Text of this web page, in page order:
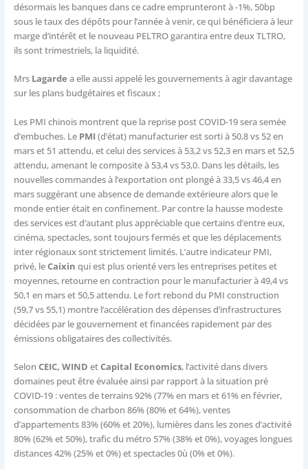
désormais les banques dans ce cadre emprunteront à -1%, 50bp
sous le taux des dépôts pour l’année à venir, ce qui bénéficiera à leur
marge d’intérêt et le nouveau PELTRO garantira entre deux TLTRO,
ils sont trimestriels, la liquidité.
Mrs Lagarde a elle aussi appelé les gouvernements à agir davantage
sur les plans budgétaires et fiscaux ;
Les PMI chinois montrent que la reprise post COVID-19 sera semée
d’embuches. Le PMI (d’état) manufacturier est sorti à 50,8 vs 52 en
mars et 51 attendu, et celui des services à 53,2 vs 52,3 en mars et 52,5
attendu, amenant le composite à 53,4 vs 53,0. Dans les détails, les
nouvelles commandes à l’exportation ont plongé à 33,5 vs 46,4 en
mars suggérant une absence de demande extérieure alors que le
monde entier était en confinement. Par contre la hausse modeste
des services est d’autant plus appréciable que certains d’entre eux,
cinéma, spectacles, sont toujours fermés et que les déplacements
inter régionaux sont strictement limités. L’autre indicateur PMI,
privé, leCaixin qui est plus orienté vers les entreprises petites et
moyennes, retourne en contraction pour le manufacturier à 49,4 vs
50,1 en mars et 50,5 attendu. Le fort rebond du PMI construction
(59,7 vs 55,1) montre l’accélération des dépenses d’infrastructures
décidées par le gouvernement et financées rapidement par des
émissions obligataires des collectivités.
Selon CEIC, WIND etCapital Economics, l’activité dans divers
domaines peut être évaluée ainsi par rapport à la situation pré
COVID-19 : ventes de terrains 92% (77% en mars et 61% en février,
consommation de charbon 86% (80% et 64%), ventes
d’appartements 83% (60% et 20%), lumières dans les zones d’activité
80% (62% et 50%), trafic du métro 57% (38% et 0%), voyages longues
distances 42% (25% et 0%) et spectacles 0ù (0% et 0%).